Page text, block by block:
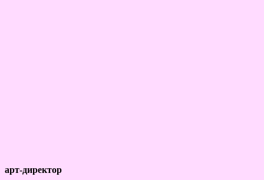
арт-директор